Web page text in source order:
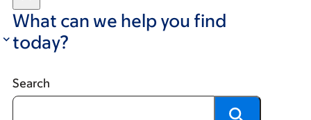
What can we help you find
today?
Search